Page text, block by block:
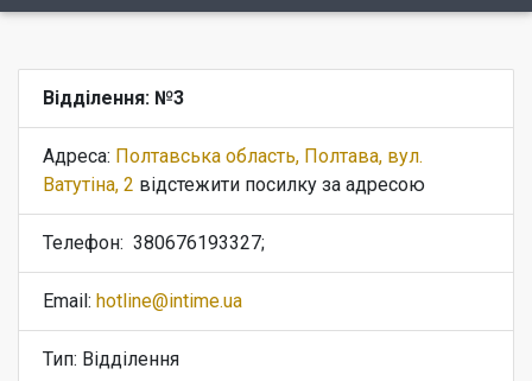
Відділення: №3
Адреса: Полтавська область, Полтава, вул.
Ватутіна, 2 відстежити посилку за адресою
Телефон: 380676193327;
Email: hotline@intime.ua
Тип: Відділення